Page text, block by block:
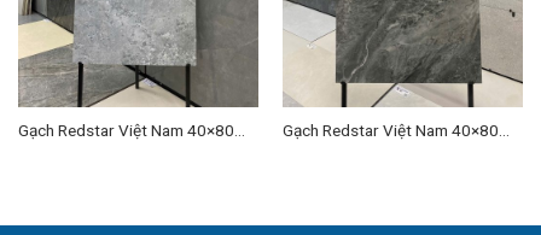
Gạch Redstar Việt Nam 40×80
Gạch Redstar Việt Nam 40×80